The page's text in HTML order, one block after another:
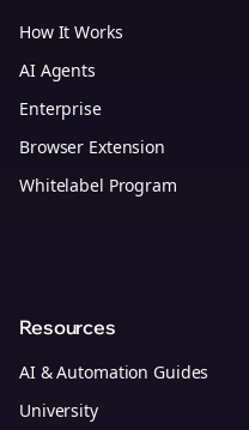
How It Works
AI Agents
Enterprise
Browser Extension
Whitelabel Program
Resources
AI & Automation Guides
University